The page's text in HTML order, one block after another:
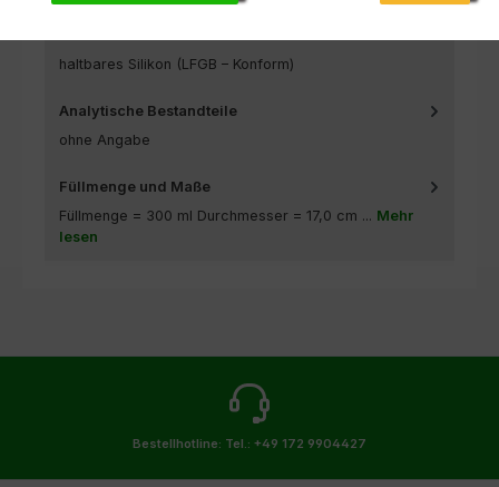
haltbares Silikon (LFGB – Konform)
Analytische Bestandteile
ohne Angabe
Füllmenge und Maße
Füllmenge = 300 ml Durchmesser = 17,0 cm ... Mehr
lesen
Bestellhotline: Tel.: +49 172 9904427